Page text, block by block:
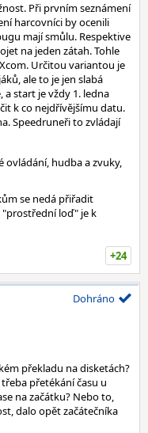
Při prvním seznámení
harcovníci by ocenili
mají smůlu. Respektive
na jeden zátah. Tohle
Určitou variantou je
ale to je jen slabá
a start je vždy 1. ledna
k co nejdřívějšímu datu.
Speedruneři to zvládají
ovládání, hudba a zvuky,
se nedá přiřadit
loď" je k
+24
Dohráno
překladu na disketách?
přetékání času u
na začátku? Nebo to,
dalo opět začátečníka